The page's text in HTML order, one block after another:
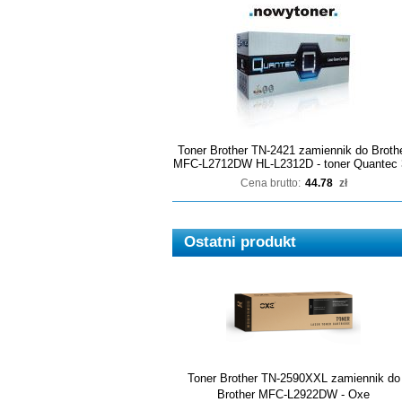
Toner Brother TN-2421 zamiennik do
MFC-L2712DW HL-L2312D - toner Quantec
Cena brutto: 44.78 zł
Ostatni produkt
Toner Brother TN-2590XXL zamiennik do
Brother MFC-L2922DW - Oxe